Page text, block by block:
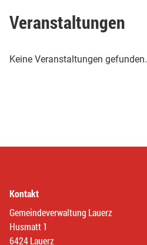
Veranstaltungen
Keine Veranstaltungen gefunden.
Kontakt
Gemeindeverwaltung Lauerz
Husmatt 1
6424 Lauerz